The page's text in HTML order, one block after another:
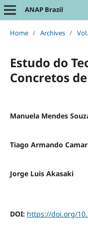
ANAP Brazil
Home / Archives /
Estudo do
Concretos
Manuela Mendes
Tiago Armando
Jorge Luis Akasaki
DOI: https://doi.org/